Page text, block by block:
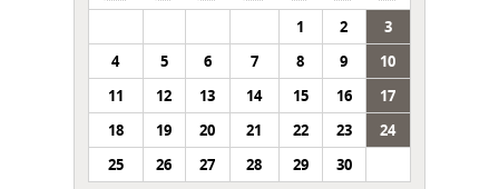
1
2
3
4
5 6 7 8 9
10
11
12 13 14 15 16
17
18
19 20 21 22 23
24
25
26 27 28 29 30